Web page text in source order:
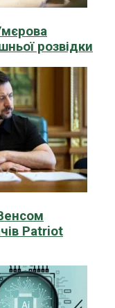
розвідки
Patriot